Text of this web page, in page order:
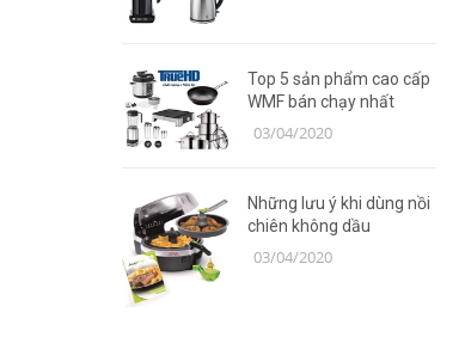
Top 5 sản phẩm cao cấp
WMF bán chạy nhất
03/04/2020
Những lưu ý khi dùng nồi
chiên không dầu
03/04/2020